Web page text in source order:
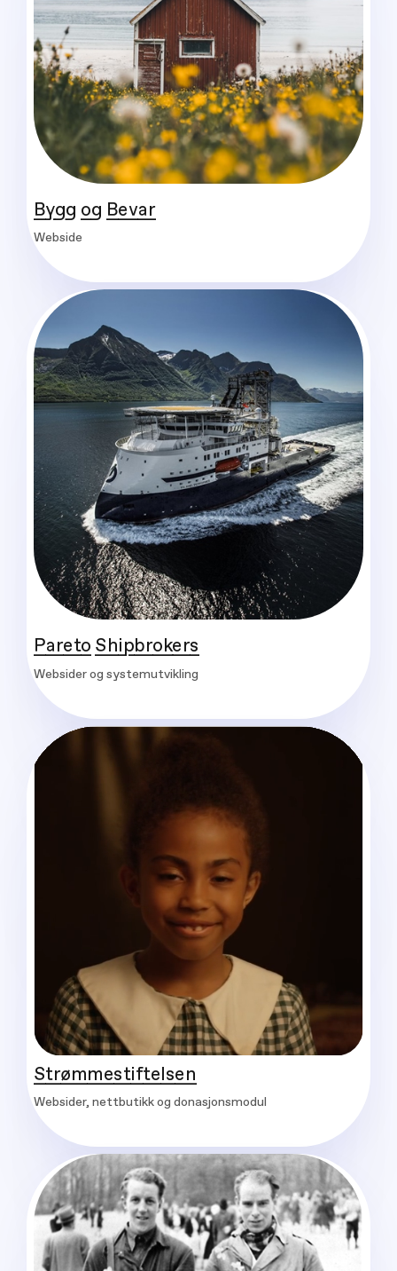
Bygg og Bevar
Webside
Pareto Shipbrokers
Websider og systemutvikling
Strømmestiftelsen
Websider, nettbutikk og donasjonsmodul